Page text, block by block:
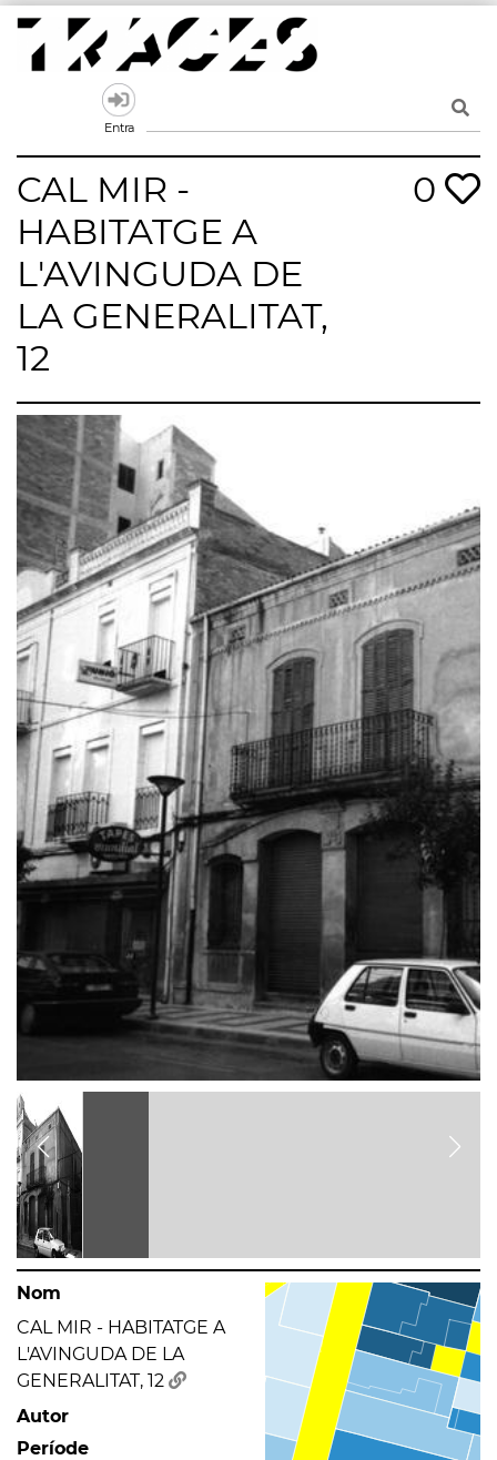
Skip
content
Un mapa de la memòria obert a tothom
Entra
CAL MIR -
HABITATGE A
L'AVINGUDA DE
LA GENERALITAT,
12
0
Nom
CAL MIR - HABITATGE A
L'AVINGUDA DE LA
GENERALITAT, 12
Autor
Període